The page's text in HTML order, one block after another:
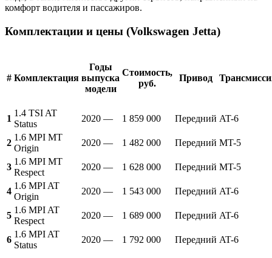
комфорт водителя и пассажиров.
Комплектации и цены (Volkswagen Jetta)
# Комплектация
Годы
выпуска
модели
Стоимость,
руб.
Привод
1
1.4 TSI AT
Status
2020 — 1 859 000 Передний AT-6
2
1.6 MPI MT
Origin
2020 — 1 482 000 Передний MT-5
3
1.6 MPI MT
Respect
2020 — 1 628 000 Передний MT-5
4
1.6 MPI AT
Origin
2020 — 1 543 000 Передний AT-6
5
1.6 MPI AT
Respect
2020 — 1 689 000 Передний AT-6
6
1.6 MPI AT
Status
2020 — 1 792 000 Передний AT-6